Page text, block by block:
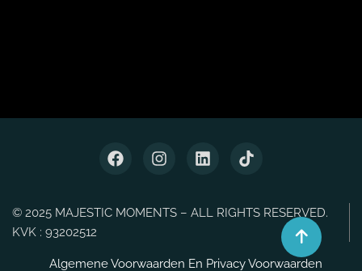
© 2025 MAJESTIC MOMENTS – ALL RIGHTS RESERVED.
KVK : 93202512
Algemene Voorwaarden En Privacy Voorwaarden